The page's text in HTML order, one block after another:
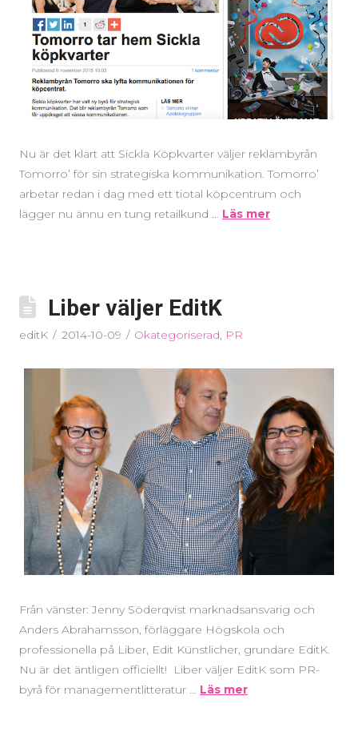
Nu är det klart att Sickla Köpkvarter väljer reklambyrån
Tomorro’ för sin strategiska kommunikation. Tomorro’
arbetar redan i dag med ett tiotal köpcentrum och
lägger nu ännu en tung retailkund … Läs mer
Liber väljer EditK
editK 2014-10-09 Okategoriserad, PR
Från vänster: Jenny Söderqvist marknadsansvarig och
Anders Abrahamsson, förläggare Högskola och
professionella på Liber, Edit Künstlicher, grundare EditK.
Nu är det äntligen officiellt! Liber väljer EditK som PR-
byrå för managementlitteratur … Läs mer